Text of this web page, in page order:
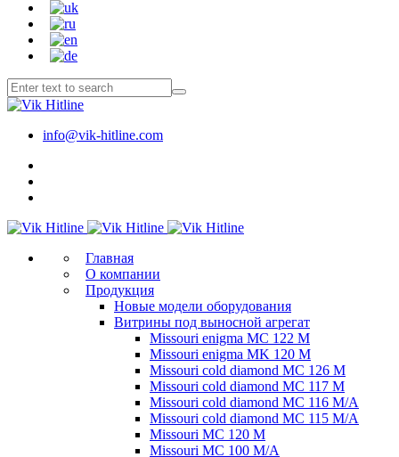
info@vik-hitline.com
Главная
О компании
Продукция
Новые модели оборудования
Витрины под выносной агрегат
Missouri enigma MC 122 M
Missouri enigma MK 120 M
Missouri cold diamond MC 126 M
Missouri cold diamond MC 117 M
Missouri cold diamond MC 116 M/A
Missouri cold diamond MC 115 M/A
Missouri MC 120 M
Missouri MC 100 M/A